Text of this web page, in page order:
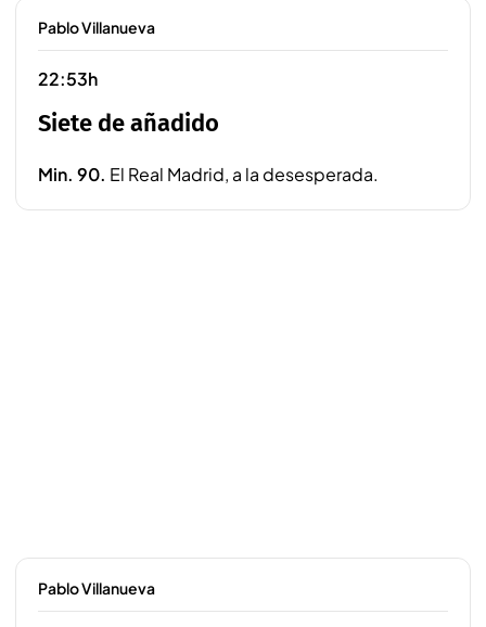
Pablo Villanueva
22:53h
Siete de añadido
Min. 90. El Real Madrid, a la desesperada.
Pablo Villanueva